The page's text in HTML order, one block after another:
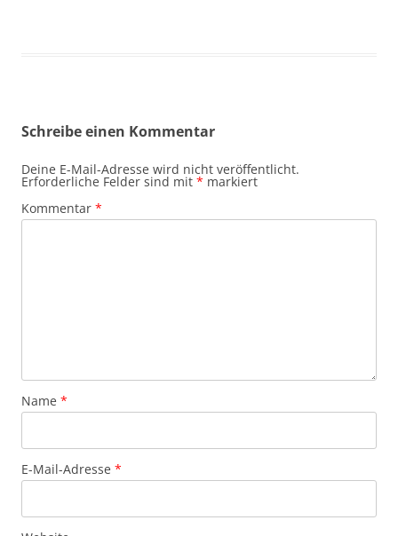
Schreibe einen Kommentar
Deine E-Mail-Adresse wird nicht veröffentlicht.
Erforderliche Felder sind mit * markiert
Kommentar *
Name *
E-Mail-Adresse *